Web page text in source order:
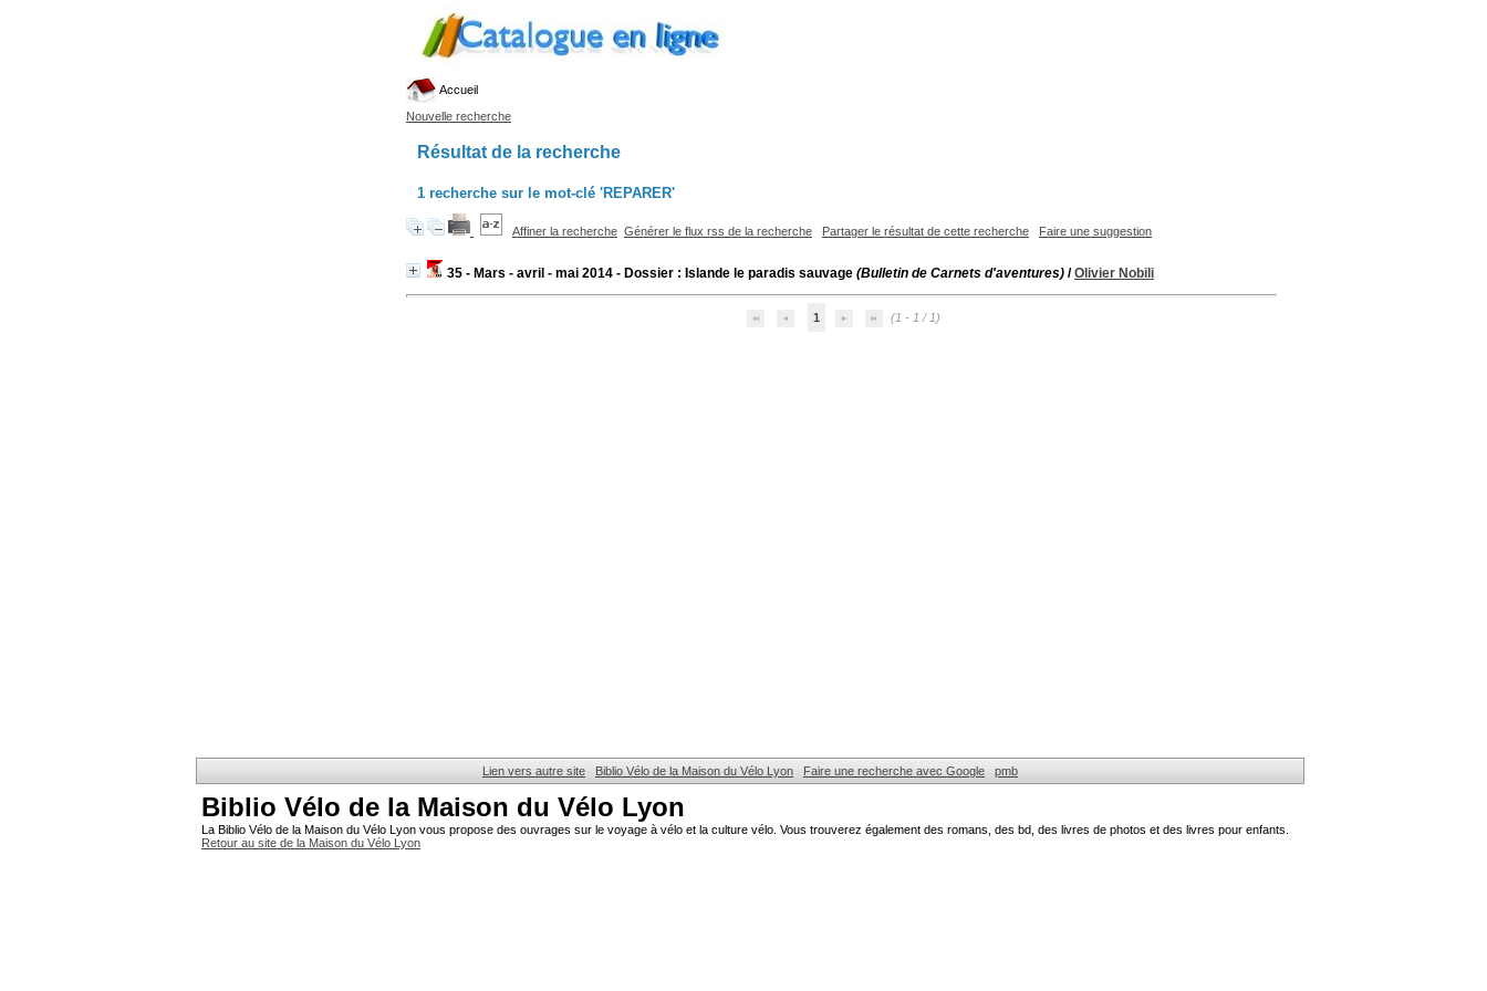
Accueil
Nouvelle recherche
Résultat de la recherche
1 recherche sur le mot-clé 'REPARER'
Affiner la recherche Générer le flux rss de la recherche Partager le résultat de cette recherche Faire une suggestion
35 - Mars - avril - mai 2014 - Dossier : Islande le paradis sauvage (Bulletin de Carnets d'aventures) /Olivier Nobili
1 (1 - 1 / 1)
Lien vers autre site Biblio Vélo de la Maison du Vélo Lyon Faire une recherche avec Google pmb
Biblio Vélo de la Maison du Vélo Lyon
La Biblio Vélo de la Maison du Vélo Lyon vous propose des ouvrages sur le voyage à vélo et la culture vélo. Vous trouverez également des romans, des bd, des livres de photos et des livres pour enfants.
Retour au site de la Maison du Vélo Lyon